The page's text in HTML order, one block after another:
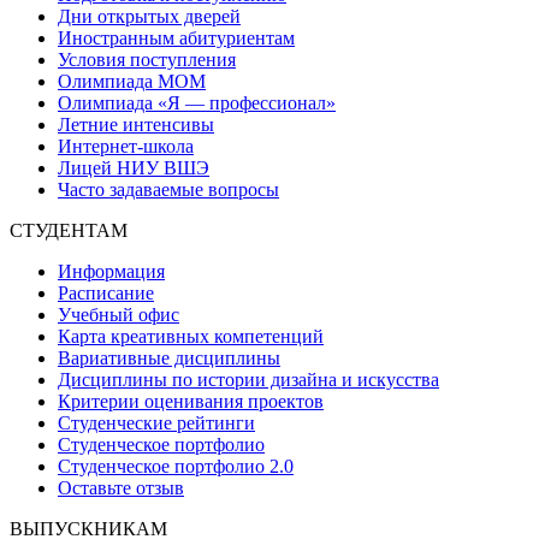
Дни открытых дверей
Иностранным абитуриентам
Условия поступления
Олимпиада МОМ
Олимпиада «Я — профессионал»
Летние интенсивы
Интернет-школа
Лицей НИУ ВШЭ
Часто задаваемые вопросы
СТУДЕНТАМ
Информация
Расписание
Учебный офис
Карта креативных компетенций
Вариативные дисциплины
Дисциплины по истории дизайна и искусства
Критерии оценивания проектов
Студенческие рейтинги
Студенческое портфолио
Студенческое портфолио 2.0
Оставьте отзыв
ВЫПУСКНИКАМ